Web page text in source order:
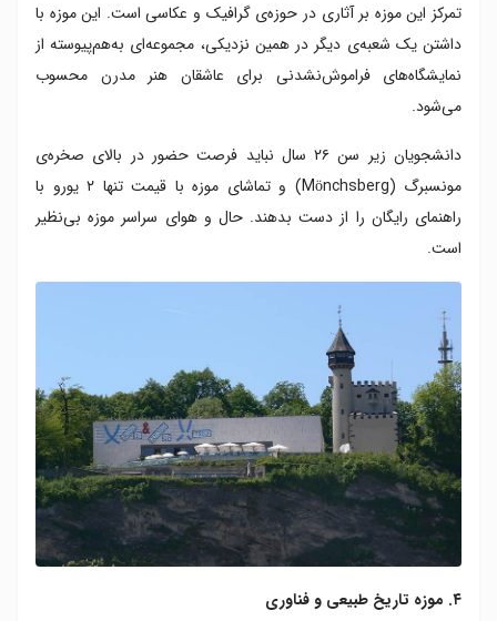
تمرکز این موزه بر آثاری در حوزه‌ی گرافیک و عکاسی است. این موزه با
داشتن یک شعبه‌ی دیگر در همین نزدیکی، مجموعه‌ای به‌هم‌پیوسته از
نمایشگاه‌های فراموش‌نشدنی برای عاشقان هنر مدرن محسوب
می‌شود.
دانشجویان زیر سن ۲۶ سال نباید فرصت حضور در بالای صخره‌ی
مونسبرگ (Mönchsberg) و تماشای موزه با قیمت تنها ۲ یورو با
راهنمای رایگان را از دست بدهند. حال و هوای سراسر موزه بی‌نظیر
است.
۴. موزه تاریخ طبیعی و فناوری